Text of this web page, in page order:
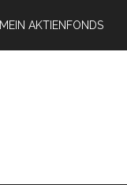
MEIN AKTIENFONDS